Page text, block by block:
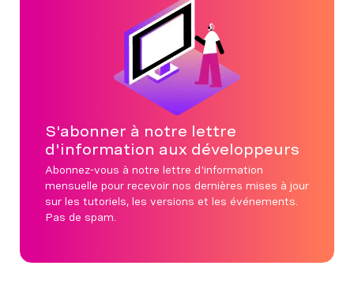
S'abonner à notre lettre
d'information aux développeurs
Abonnez-vous à notre lettre d'information
mensuelle pour recevoir nos dernières mises à jour
sur les tutoriels, les versions et les événements.
Pas de spam.